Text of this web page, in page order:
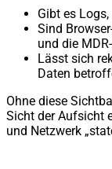
Gibt es
Sind
und die
Lässt sich
Daten
Ohne diese
Sicht der Aufsicht
und Netzwerk